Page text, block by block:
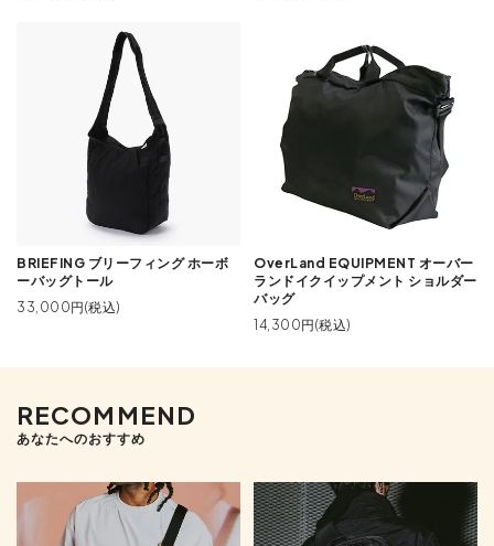
BRIEFING ブリーフィング ホーボ
ーバッグトール
33,000円(税込)
OverLand EQUIPMENT オーバー
ランドイクイップメント ショルダー
バッグ
14,300円(税込)
RECOMMEND
あなたへのおすすめ